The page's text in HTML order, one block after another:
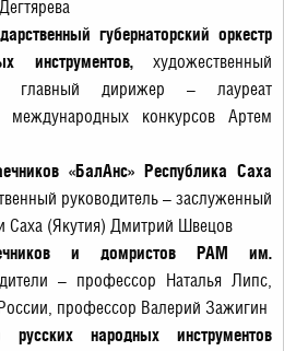
губернаторский оркестр
инструментов, художественный
главный дирижер – лауреат
международных конкурсов Артем
«БалАнс» Республика Саха
руководитель – заслуженный
Саха (Якутия) Дмитрий Швецов
и домристов РАМ им.
– профессор Наталья Липс,
профессор Валерий Зажигин
русских народных инструментов